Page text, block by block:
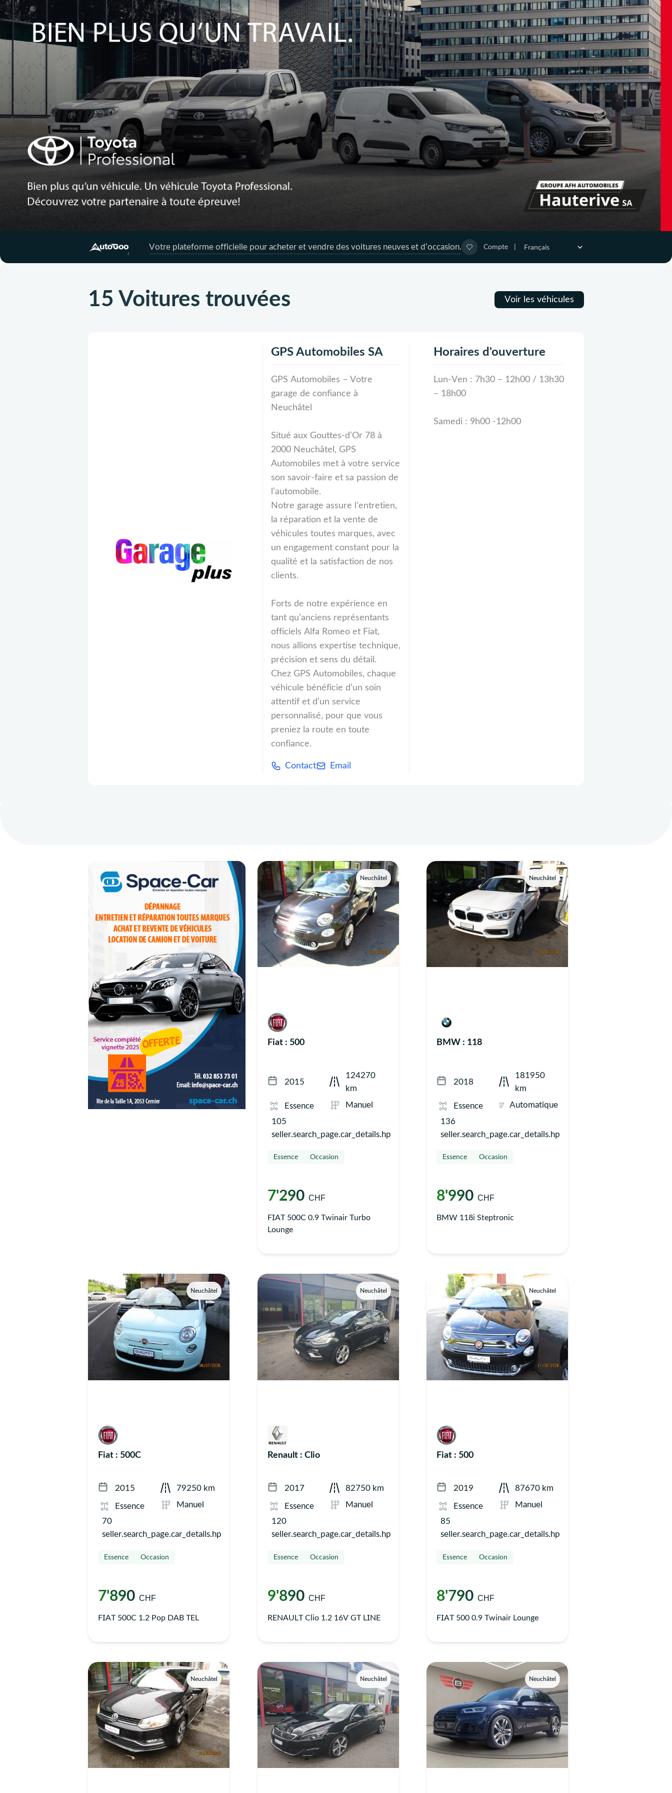
Votre plateforme officielle pour acheter et vendre des voitures neuves et d’occasion. Compte
15 Voitures trouvées Voir les véhicules
GPS Automobiles SA
GPS Automobiles – Votre
garage de confiance à
Neuchâtel
Situé aux Gouttes-d’Or 78 à
2000 Neuchâtel, GPS
Automobiles met à votre service
son savoir-faire et sa passion de
l’automobile.
Notre garage assure l’entretien,
la réparation et la vente de
véhicules toutes marques, avec
un engagement constant pour la
qualité et la satisfaction de nos
clients.
Forts de notre expérience en
tant qu’anciens représentants
officiels Alfa Romeo et Fiat,
nous allions expertise technique,
précision et sens du détail.
Chez GPS Automobiles, chaque
véhicule bénéficie d’un soin
attentif et d’un service
personnalisé, pour que vous
preniez la route en toute
confiance.
Contact Email
Horaires d'ouverture
Lun-Ven : 7h30 – 12h00 / 13h30
– 18h00
Samedi : 9h00 -12h00
Neuchâtel
Fiat : 500
2015
124270
km
Essence
Manuel
105
seller.search_page.car_details.hp
Essence Occasion
7'290CHF
FIAT 500C 0.9 Twinair Turbo
Lounge
Neuchâtel
BMW : 118
2018
181950
km
Essence
Automatique
136
seller.search_page.car_details.hp
Essence Occasion
8'990 CHF
BMW 118i Steptronic
Neuchâtel
Fiat : 500C
2015 79250 km
Essence
Manuel
70
seller.search_page.car_details.hp
Essence Occasion
7'890 CHF
FIAT 500C 1.2 Pop DAB TEL
Neuchâtel
Renault : Clio
2017 82750 km
Essence
Manuel
120
seller.search_page.car_details.hp
Essence Occasion
9'890CHF
RENAULT Clio 1.2 16V GT LINE
Neuchâtel
Fiat : 500
2019 87670 km
Essence
Manuel
85
seller.search_page.car_details.hp
Essence Occasion
8'790 CHF
FIAT 500 0.9 Twinair Lounge
Neuchâtel Neuchâtel Neuchâtel